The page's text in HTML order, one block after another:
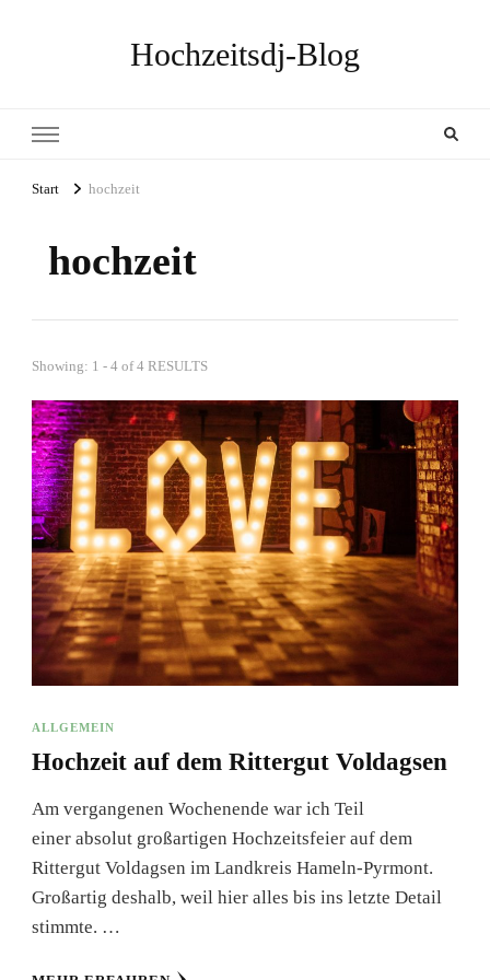
Hochzeitsdj-Blog
Start hochzeit
hochzeit
Showing: 1 - 4 of 4 RESULTS
ALLGEMEIN
Hochzeit auf dem Rittergut Voldagsen
Am vergangenen Wochenende war ich Teil
einer absolut großartigen Hochzeitsfeier auf dem
Rittergut Voldagsen im Landkreis Hameln-Pyrmont.
Großartig deshalb, weil hier alles bis ins letzte Detail
stimmte. …